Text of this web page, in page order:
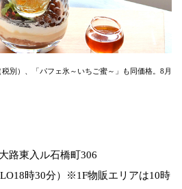
税別）、「パフェ氷～いちご蜜～」も同価格。8月
路東入ル石橋町306
時30分）※1F物販エリアは10時